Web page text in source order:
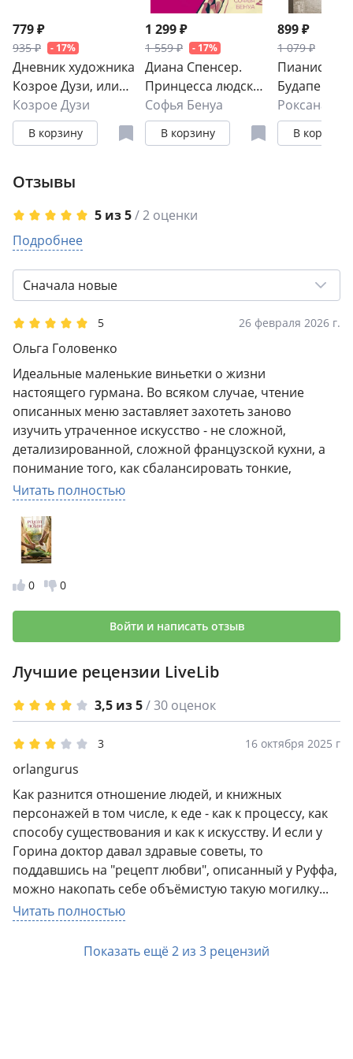
779 ₽
935 ₽ - 17%
Дневник художника
Козрое Дузи, или
Приключения
венецианца в
России: Дневник.
Козрое Дузи
В корзину
1 299 ₽
1 559 ₽ - 17%
Диана Спенсер.
Принцесса людских
сердец
Софья Бенуа
В корзину
899 ₽
1 079 ₽
Пианист из
Будапешта.
Правдивая
музыканта,
Роксана де
В корзину
Отзывы
5 из 5/ 2 оценки
5
2
0
1
Подробнее
Сначала новые
5 26 февраля 2026 г.
Ольга Головенко
Идеальные маленькие виньетки о жизни
настоящего гурмана. Во всяком случае, чтение
описанных меню заставляет захотеть заново
изучить утраченное искусство - не сложной,
детализированной, сложной французской кухни, а
понимание того, как сбалансировать тонкие,
нюансированные, сложные вкусы друг с другом,
чтобы составить меню, которые одновременно
возбуждают, успокаивают и радуют. В целом,
очаровательное, ужасно многословное чтение.
Читать полностью
0 0
Войти и написать отзыв
Лучшие рецензии LiveLib
3,5 из 5/ 30 оценок
3 16 октября 2025 г
orlangurus
Как разнится отношение людей, и книжных
персонажей в том числе, к еде - как к процессу, как
способу существования и как к искусству. И если у
Горина доктор давал здравые советы, то
поддавшись на "рецепт любви", описанный у Руффа,
можно накопать себе объёмистую такую могилку...
Пишет он о великом гурмэ - именно так, просто
гурмэ, никаких должностей, мест работы, званий
или, упаси боже, звёзд Мишлена - их в то время ещё
и не было, а то бы, пожалуй, парочка его кухарок
Читать полностью
Показать ещё 2 из 3 рецензий